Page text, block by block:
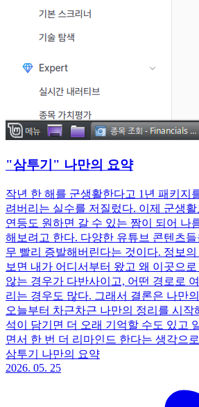
"삼투기" 나만의 요약
작년 한 해를 군생활한다고 1년 패키지
려버리는 실수를 저질렀다. 이제 군생
연등도 원하면 갈 수 있는 짬이 되어 나
해보려고 한다. 다양한 유튜브 콘텐츠
무 빨리 증발해버린다는 것이다. 정보
보면 내가 어디서부터 왔고 왜 이곳으로
않는 경우가 다반사이고, 어떤 경로로
리는 경우도 많다. 그래서 결론은 나만
오늘부터 차근차근 나만의 정리를 시작
석이 담기면 더 오래 기억할 수도 있고
면서 한 번 더 리마인드 한다는 생각으
삼투기 나만의 요약
2026. 05. 25